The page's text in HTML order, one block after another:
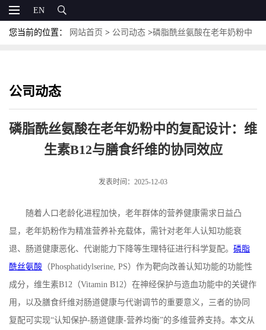
EN
您当前的位置： 网站首页 > 公司动态 >磷脂酰丝氨酸在老年奶粉中
公司动态
磷脂酰丝氨酸在老年奶粉中的复配设计：维
生素B12与膳食纤维的协同效应
发表时间：2025-12-03
随着人口老龄化进程加快，老年群体的营养健康需求日益凸
显，老年奶粉作为精准营养补充载体，需针对老年人认知功能衰
退、肠道健康恶化、代谢能力下降等生理特征进行科学复配。 磷脂
酰丝氨酸 （Phosphatidylserine, PS）作为靶向改善认知功能的功能性
成分，维生素B12 （Vitamin B12）在神经保护与造血功能中的关键作
用，以及膳食纤维对肠道健康与代谢调节的重要意义，三者的协同
复配可实现“认知保护-肠道健康-营养均衡”的多维营养支持。本文从